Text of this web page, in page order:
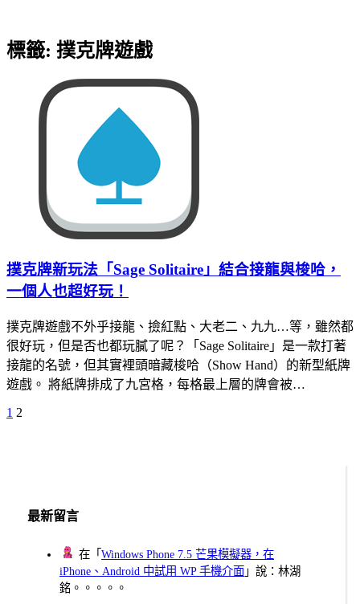
標籤: 撲克牌遊戲
撲克牌新玩法「Sage Solitaire」結合接龍與梭哈，
一個人也超好玩！
撲克牌遊戲不外乎接龍、撿紅點、大老二、九九…等，雖然都
很好玩，但是否也都玩膩了呢？「Sage Solitaire」是一款打著
接龍的名號，但其實裡頭暗藏梭哈（Show Hand）的新型紙牌
遊戲。 將紙牌排成了九宮格，每格最上層的牌會被…
文
Previous
Page
1 Page
2
最新留言
在「Windows Phone 7.5 芒果模擬器，在
iPhone、Android 中試用 WP 手機介面 」說：林湖
銘。。。。。